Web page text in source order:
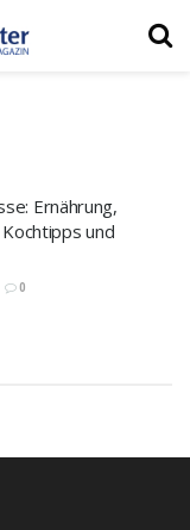
Ernährung,
und
0